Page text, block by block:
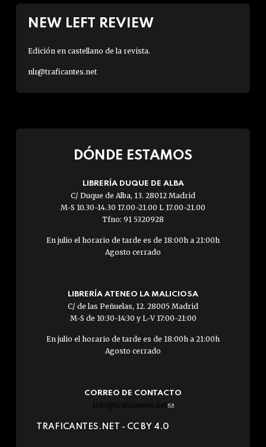
NEW LEFT REVIEW
Edición en castellano de la revista.
nlr@traficantes.net
DÓNDE ESTAMOS
LIBRERÍA DUQUE DE ALBA
C/ Duque de Alba, 13. 28012 Madrid
M-S 10.30-14.30 17.00-21.00 L 17.00-21.00
Tfno: 91 5320928
En julio el horario de tarde es de 18:00h a 21:00h
Agosto cerrado
LIBRERÍA ATENEO LA MALICIOSA
C/ de las Peñuelas, 12. 28005 Madrid
M-S de 10:30-14:30 y L-V 17:00-21:00
En julio el horario de tarde es de 18:00h a 21:00h
Agosto cerrado
CORREO DE CONTACTO
info@traficantes.net (link
e-
TRAFICANTES.NET - CC BY 4.0